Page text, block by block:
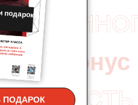
бонус
подарок:
ПОДАРОК